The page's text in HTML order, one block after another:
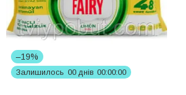
–19%
Залишилось 00 днів 00 00 00